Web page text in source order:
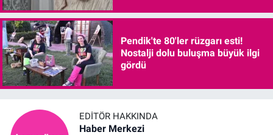
Pendik'te 80'ler rüzgarı esti!
Nostalji dolu buluşma büyük ilgi
gördü
EDITÖR HAKKINDA
Haber Merkezi